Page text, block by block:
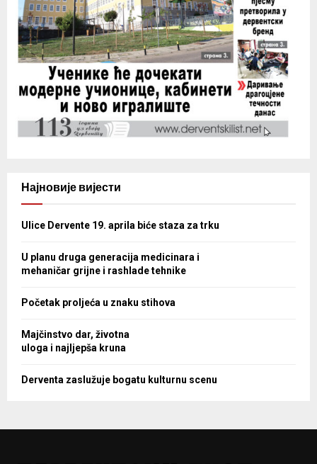
Најновије вијести
Ulice Dervente 19. aprila biće staza za trku
U planu druga generacija medicinara i
mehaničar grijne i rashlade tehnike
Početak proljeća u znaku stihova
Majčinstvo dar, životna
uloga i najljepša kruna
Derventa zaslužuje bogatu kulturnu scenu